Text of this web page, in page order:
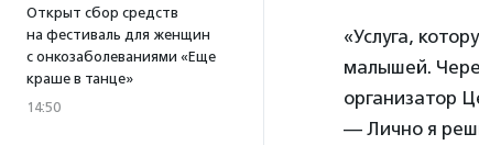
Открыт сбор средств
на фестиваль для женщин
с онкозаболеваниями «Еще
краше в танце»
14:50
«Услуга,
малышей.
организатор
— Лично я